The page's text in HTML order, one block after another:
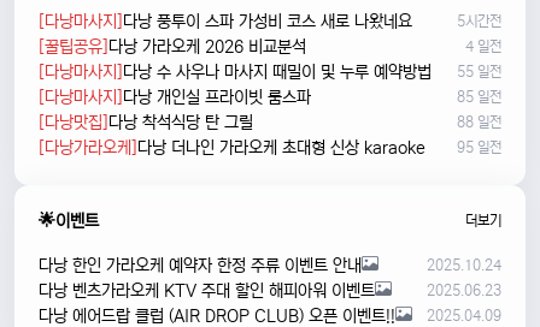
[다낭마사지]다낭 풍투이 스파 가성비 코스 새로 나왔네요 5시간전
[꿀팁공유]다낭 가라오케 2026 비교분석 4 일전
[다낭마사지]다낭 수 사우나 마사지 때밀이 및 누루 예약방법 55 일전
[다낭마사지]다낭 개인실 프라이빗 룸스파 85 일전
[다낭맛집]다낭 착석식당 탄 그릴 88 일전
[다낭가라오케]다낭 더나인 가라오케 초대형 신상 karaoke 95 일전
🌟이벤트 더보기
다낭 한인 가라오케 예약자 한정 주류 이벤트 안내 2025.10.24
다낭 벤츠가라오케 KTV 주대 할인 해피아워 이벤트 2025.06.23
다낭 에어드랍 클럽 (AIR DROP CLUB) 오픈 이벤트!! 2025.04.09